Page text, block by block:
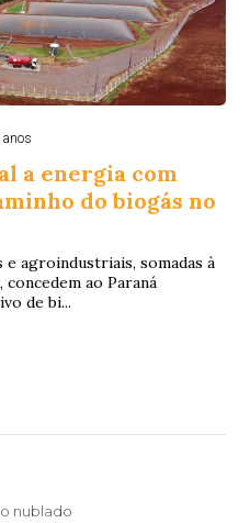
anos
a energia com
do biogás no
agroindustriais, somadas à
ao Paraná
de bi...
nublado